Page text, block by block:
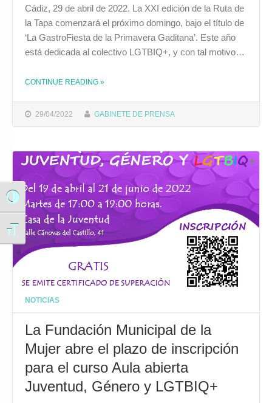
Alternar alto contraste
Alternar tamaño de letra
29/04/2022 GABINETE DE PRENSA
Cádiz, 29 de abril de 2022. La XXI edición de la Ruta de
la Tapa comenzará el próximo domingo, bajo el título de
‘La GastroFiesta de la Primavera Gaditana’. Este año
está dedicada al colectivo LGTBIQ+, y con tal motivo…
CONTINUE READING THE "LA XXI EDICIÓN DE LA RUTA DE LA TAPA COMENZARÁ EL PRÓXIMO DOMINGO"
»
NOTICIAS
La Fundación Municipal de la
Mujer abre el plazo de inscripción
para el curso Aula abierta
Juventud, Género y LGTBIQ+